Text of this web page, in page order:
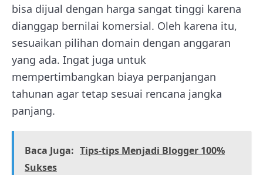
bisa dijual dengan harga sangat tinggi karena
dianggap bernilai komersial. Oleh karena itu,
sesuaikan pilihan domain dengan anggaran
yang ada. Ingat juga untuk
mempertimbangkan biaya perpanjangan
tahunan agar tetap sesuai rencana jangka
panjang.
Baca Juga: Tips-tips Menjadi Blogger 100%
Sukses